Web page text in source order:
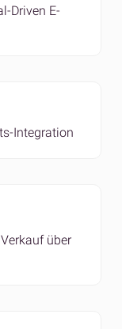
Driven E-
Integration
über